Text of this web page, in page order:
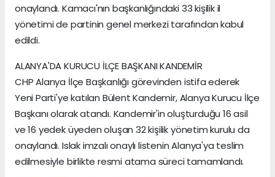
onaylandı. Kamacı'nın başkanlığındaki 33 kişilik il
yönetimi de partinin genel merkezi tarafından kabul
edildi.
ALANYA'DA KURUCU İLÇE BAŞKANI KANDEMİR
CHP Alanya İlçe Başkanlığı görevinden istifa ederek
Yeni Parti'ye katılan Bülent Kandemir, Alanya Kurucu İlçe
Başkanı olarak atandı. Kandemir'in oluşturduğu 16 asil
ve 16 yedek üyeden oluşan 32 kişilik yönetim kurulu da
onaylandı. Islak imzalı onaylı listenin Alanya'ya teslim
edilmesiyle birlikte resmi atama süreci tamamlandı.